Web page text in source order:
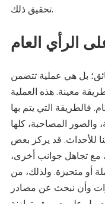
تحقيق ذلك.
الرأي العام
بل هي عملية تتضمن
معينة. هذه العملية
فالطريقة التي يتم بها
والصور المصاحبة، كلها
للأحداث. قد يركز بعض
مع تجاهل جوانب أخرى،
أو متحيزة. ولذلك، من
وأن نبحث عن مصادر